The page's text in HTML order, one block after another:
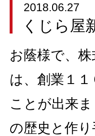
2018.06.27
くじら
お蔭様で、
は、創業１
ことが出来
の歴史と作